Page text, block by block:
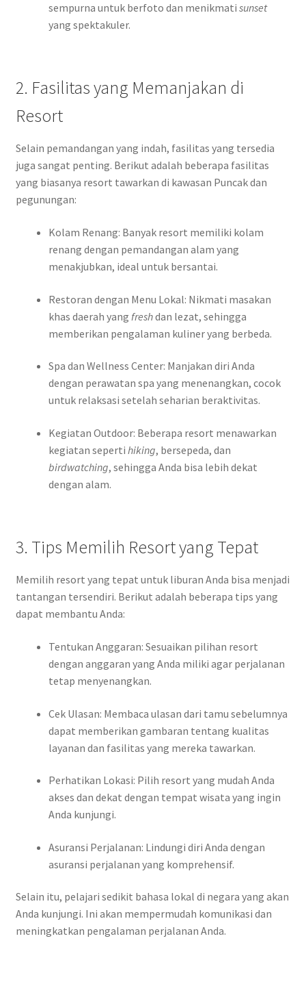
sempurna untuk berfoto dan menikmati sunset
yang spektakuler.
2. Fasilitas yang Memanjakan di
Resort
Selain pemandangan yang indah, fasilitas yang tersedia
juga sangat penting. Berikut adalah beberapa fasilitas
yang biasanya resort tawarkan di kawasan Puncak dan
pegunungan:
Kolam Renang: Banyak resort memiliki kolam
renang dengan pemandangan alam yang
menakjubkan, ideal untuk bersantai.
Restoran dengan Menu Lokal: Nikmati masakan
khas daerah yang freshdan lezat, sehingga
memberikan pengalaman kuliner yang berbeda.
Spa dan Wellness Center: Manjakan diri Anda
dengan perawatan spa yang menenangkan, cocok
untuk relaksasi setelah seharian beraktivitas.
Kegiatan Outdoor: Beberapa resort menawarkan
kegiatan seperti hiking, bersepeda, dan
birdwatching, sehingga Anda bisa lebih dekat
dengan alam.
3. Tips Memilih Resort yang Tepat
Memilih resort yang tepat untuk liburan Anda bisa menjadi
tantangan tersendiri. Berikut adalah beberapa tips yang
dapat membantu Anda:
Tentukan Anggaran: Sesuaikan pilihan resort
dengan anggaran yang Anda miliki agar perjalanan
tetap menyenangkan.
Cek Ulasan: Membaca ulasan dari tamu sebelumnya
dapat memberikan gambaran tentang kualitas
layanan dan fasilitas yang mereka tawarkan.
Perhatikan Lokasi: Pilih resort yang mudah Anda
akses dan dekat dengan tempat wisata yang ingin
Anda kunjungi.
Asuransi Perjalanan: Lindungi diri Anda dengan
asuransi perjalanan yang komprehensif.
Selain itu, pelajari sedikit bahasa lokal di negara yang akan
Anda kunjungi. Ini akan mempermudah komunikasi dan
meningkatkan pengalaman perjalanan Anda.